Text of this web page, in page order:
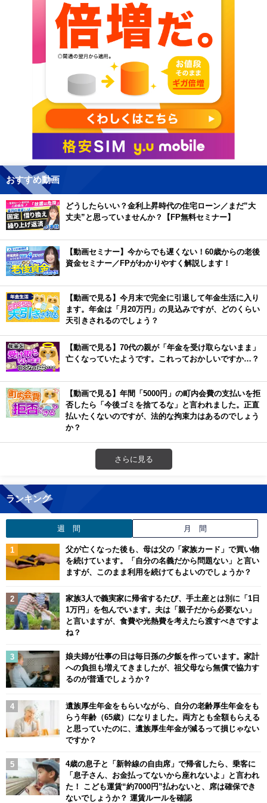
おすすめ動画
どうしたらいい？金利上昇時代の住宅ローン／まだ”大
丈夫”と思っていませんか？【FP無料セミナー】
【動画セミナー】今からでも遅くない！60歳からの老後
資金セミナー／FPがわかりやすく解説します！
【動画で見る】今月末で完全に引退して年金生活に入り
ます。年金は「月20万円」の見込みですが、どのくらい
天引きされるのでしょう？
【動画で見る】70代の親が「年金を受け取らないまま」
亡くなっていたようです。これっておかしいですか…？
【動画で見る】年間「5000円」の町内会費の支払いを拒
否したら「今後ゴミを捨てるな」と言われました。正直
払いたくないのですが、法的な拘束力はあるのでしょう
か？
さらに見る
ランキング
週 間 月 間
父が亡くなった後も、母は父の「家族カード」で買い物
を続けています。「自分の名義だから問題ない」と言い
ますが、このまま利用を続けてもよいのでしょうか？
家族3人で義実家に帰省するたび、手土産とは別に「1日
1万円」を包んでいます。夫は「親子だから必要ない」
と言いますが、食費や光熱費を考えたら渡すべきですよ
ね？
娘夫婦が仕事の日は毎日孫の夕飯を作っています。家計
への負担も増えてきましたが、祖父母なら無償で協力す
るのが普通でしょうか？
遺族厚生年金をもらいながら、自分の老齢厚生年金をも
らう年齢（65歳）になりました。両方とも全額もらえる
と思っていたのに、遺族厚生年金が減るって損じゃない
ですか？
4歳の息子と「新幹線の自由席」で帰省したら、乗客に
「息子さん、お金払ってないから座れないよ」と言われ
た！ こども運賃“約7000円”払わないと、席は確保でき
ないでしょうか？ 運賃ルールを確認